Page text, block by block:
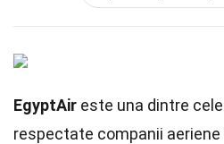
EgyptAir este una dintre
respectate companii aeriene